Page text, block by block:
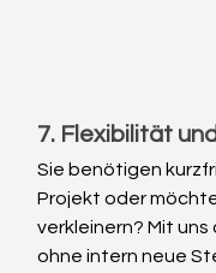
7. Flexibilität
Sie benötigen
Projekt oder
verkleinern? Mit
ohne intern neue